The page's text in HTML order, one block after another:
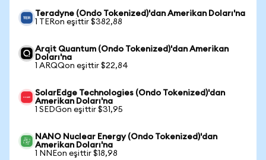
Teradyne (Ondo Tokenized)'dan Amerikan Doları'na
1 TERon eşittir $382,88
Arqit Quantum (Ondo Tokenized)'dan Amerikan
Doları'na
1 ARQQon eşittir $22,84
SolarEdge Technologies (Ondo Tokenized)'dan
Amerikan Doları'na
1 SEDGon eşittir $31,95
NANO Nuclear Energy (Ondo Tokenized)'dan
Amerikan Doları'na
1 NNEon eşittir $18,98